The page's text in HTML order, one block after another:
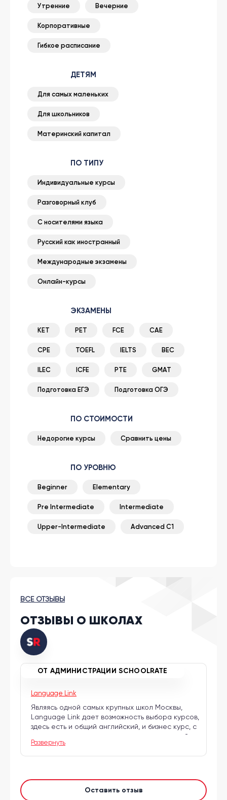
Утренние Вечерние
Корпоративные
Гибкое расписание
ДЕТЯМ
Для самых маленьких
Для школьников
Материнский капитал
ПО ТИПУ
Индивидуальные курсы
Разговорный клуб
С носителями языка
Русский как иностранный
Международные экзамены
Онлайн-курсы
ЭКЗАМЕНЫ
KET PET FCE CAE
CPE TOEFL IELTS BEC
ILEC ICFE PTE GMAT
Подготовка ЕГЭ Подготовка ОГЭ
ПО СТОИМОСТИ
Недорогие курсы Сравнить цены
ПО УРОВНЮ
Beginner Elementary
Pre Intermediate Intermediate
Upper-Intermediate Advanced C1
ВСЕ ОТЗЫВЫ
ОТЗЫВЫ О ШКОЛАХ
Language Link
ОТ АДМИНИСТРАЦИИ SCHOOLRATE
Являясь одной самых крупных школ Москвы,
Language Link дает возможность выбора курсов,
здесь есть и общий английский, и бизнес курс, с
носителем, с русскоговорящим, разговорный
клуб и подготовка к международным экзаменам.
Развернуть
Оставить отзыв